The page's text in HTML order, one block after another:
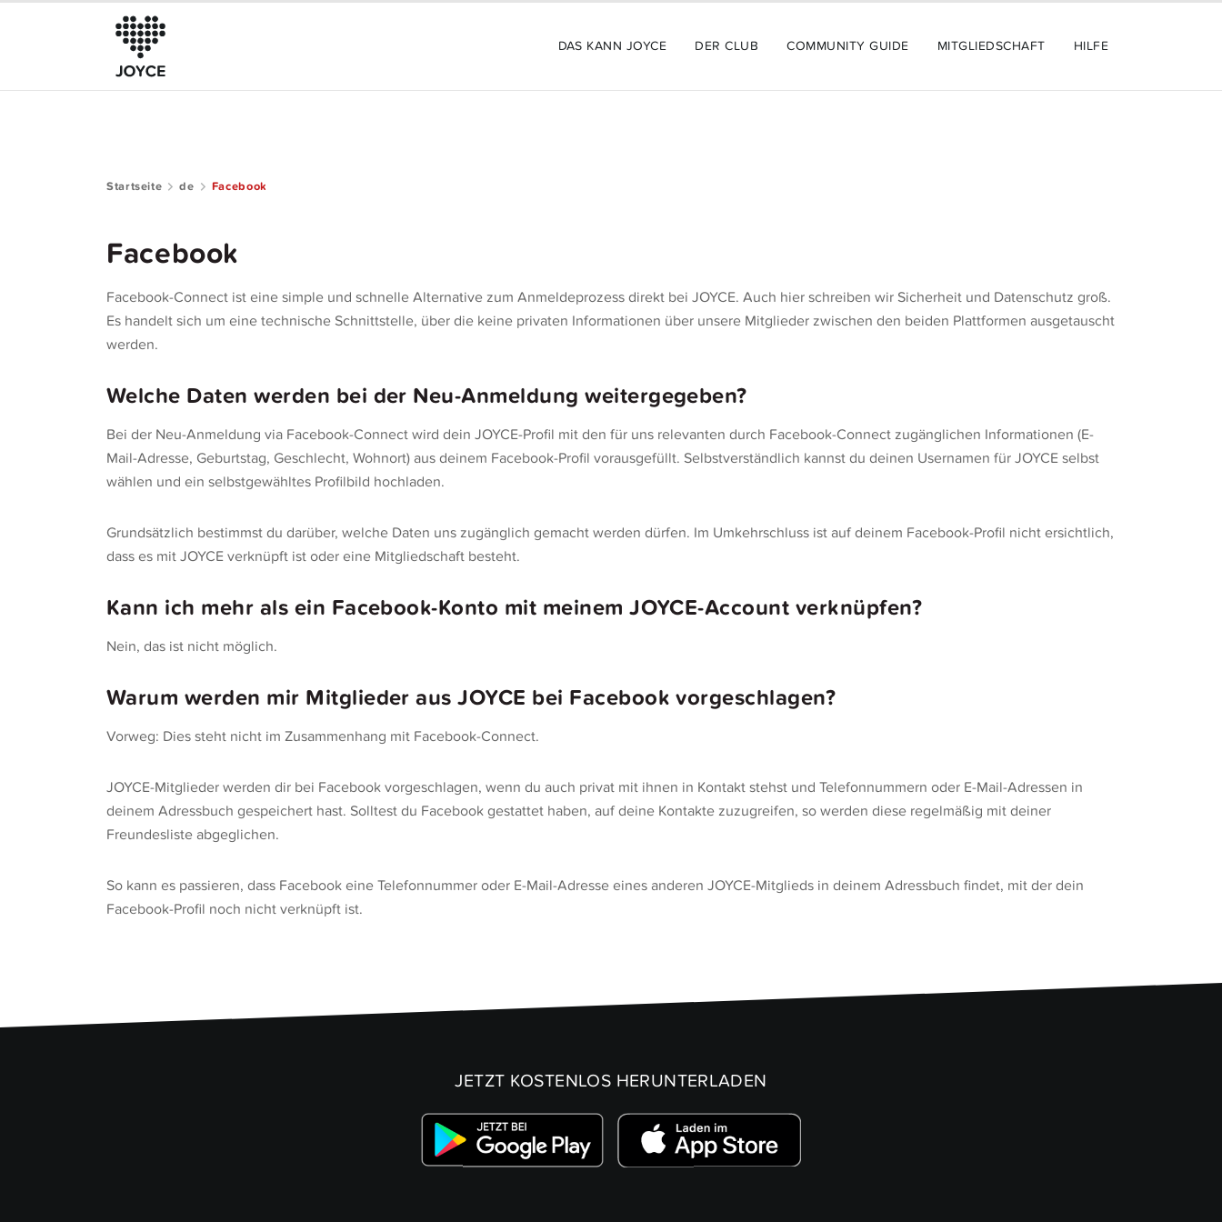
DAS KANN JOYCE DER CLUB COMMUNITY GUIDE MITGLIEDSCHAFT HILFE
Startseite de Facebook
Facebook
Facebook-Connect ist eine simple und schnelle Alternative zum Anmeldeprozess direkt bei JOYCE. Auch hier schreiben wir Sicherheit und Datenschutz groß.
Es handelt sich um eine technische Schnittstelle, über die keine privaten Informationen über unsere Mitglieder zwischen den beiden Plattformen ausgetauscht
werden.
Welche Daten werden bei der Neu-Anmeldung weitergegeben?
Bei der Neu-Anmeldung via Facebook-Connect wird dein JOYCE-Profil mit den für uns relevanten durch Facebook-Connect zugänglichen Informationen (E-
Mail-Adresse, Geburtstag, Geschlecht, Wohnort) aus deinem Facebook-Profil vorausgefüllt. Selbstverständlich kannst du deinen Usernamen für JOYCE selbst
wählen und ein selbstgewähltes Profilbild hochladen.
Grundsätzlich bestimmst du darüber, welche Daten uns zugänglich gemacht werden dürfen. Im Umkehrschluss ist auf deinem Facebook-Profil nicht ersichtlich,
dass es mit JOYCE verknüpft ist oder eine Mitgliedschaft besteht.
Kann ich mehr als ein Facebook-Konto mit meinem JOYCE-Account verknüpfen?
Nein, das ist nicht möglich.
Warum werden mir Mitglieder aus JOYCE bei Facebook vorgeschlagen?
Vorweg: Dies steht nicht im Zusammenhang mit Facebook-Connect.
JOYCE-Mitglieder werden dir bei Facebook vorgeschlagen, wenn du auch privat mit ihnen in Kontakt stehst und Telefonnummern oder E-Mail-Adressen in
deinem Adressbuch gespeichert hast. Solltest du Facebook gestattet haben, auf deine Kontakte zuzugreifen, so werden diese regelmäßig mit deiner
Freundesliste abgeglichen.
So kann es passieren, dass Facebook eine Telefonnummer oder E-Mail-Adresse eines anderen JOYCE-Mitglieds in deinem Adressbuch findet, mit der dein
Facebook-Profil noch nicht verknüpft ist.
JETZT KOSTENLOS HERUNTERLADEN
Das kann JOYCE